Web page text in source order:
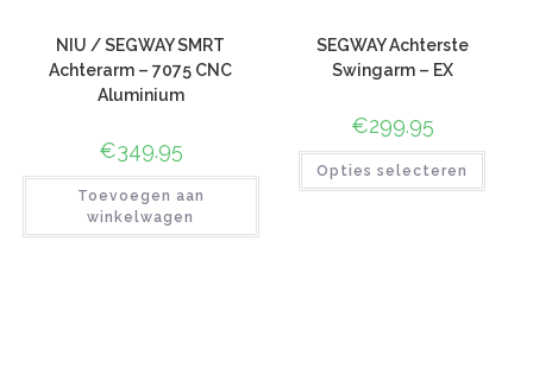
NIU / SEGWAY SMRT
Achterarm – 7075 CNC
Aluminium
€349.95
Toevoegen aan
winkelwagen
SEGWAY Achterste
Swingarm – EX
€299.95
Opties selecteren